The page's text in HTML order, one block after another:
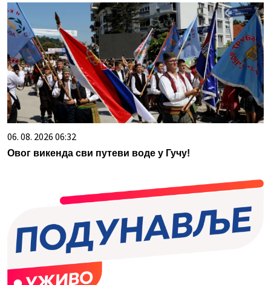
06. 08. 2026 06:32
Овог викенда сви путеви воде у Гучу!